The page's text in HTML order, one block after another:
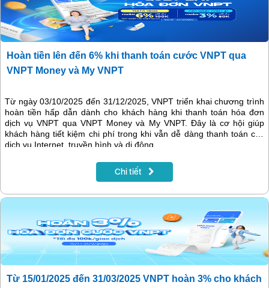
Hoàn tiền lên đến 6% khi thanh toán cước VNPT qua
VNPT Money và My VNPT
Từ ngày 03/10/2025 đến 31/12/2025, VNPT triển khai chương trình
hoàn tiền hấp dẫn dành cho khách hàng khi thanh toán hóa đơn
dịch vụ VNPT qua VNPT Money và My VNPT. Đây là cơ hội giúp
khách hàng tiết kiệm chi phí trong khi vẫn dễ dàng thanh toán các
dịch vụ Internet, truyền hình và di động.
Chi tiết
Từ 15/01/2025 đến 31/03/2025 VNPT hoàn 3% cho khách